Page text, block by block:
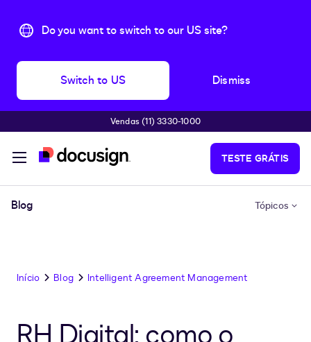
Do you want to switch to our US site?
Switch to US Dismiss
Pular para o conteúdo principal
Vendas (11) 3330-1000
TESTE GRÁTIS
Blog Tópicos
Início Blog Intelligent Agreement Management